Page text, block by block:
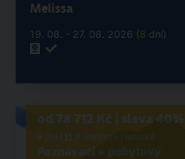
Melissa
19. 08. - 27. 08. 2026 (8 dní)
od 78 712 Kč | sleva 40%
9 dní | Polopenze | letecká
Poznávací + pobytový